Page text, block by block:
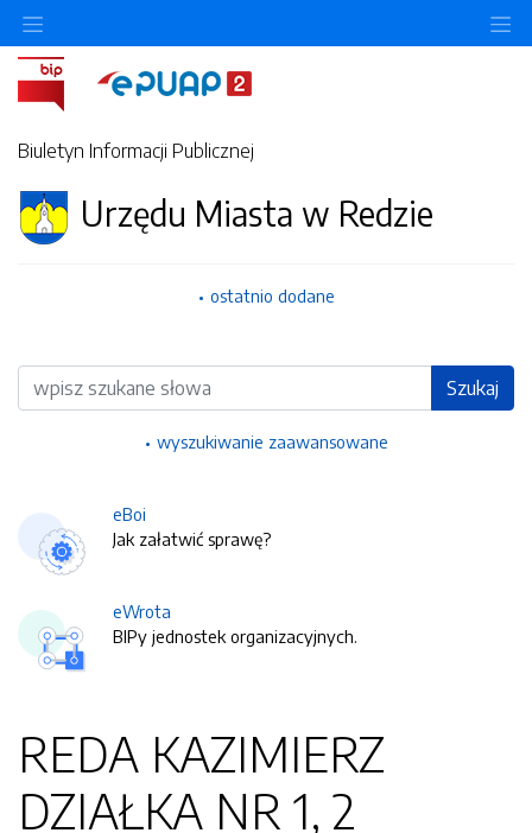
Biuletyn Informacji Publicznej
Urzędu Miasta w Redzie
ostatnio dodane
Wyszukiwarka Szukaj
wyszukiwanie zaawansowane
eBoi
Jak załatwić sprawę?
eWrota
BIPy jednostek organizacyjnych.
REDA KAZIMIERZ
DZIAŁKA NR 1, 2